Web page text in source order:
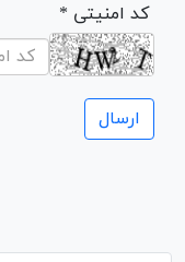
* کد امنیتی